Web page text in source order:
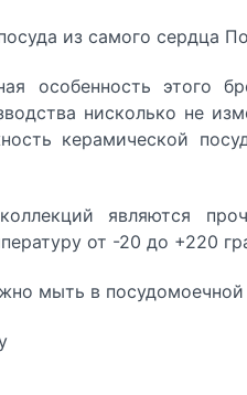
из самого сердца
особенность этого
нисколько не
керамической
являются
от -20 до +220
мыть в